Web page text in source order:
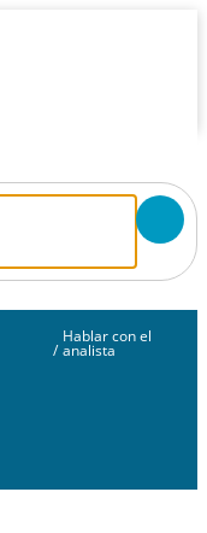
/
Hablar con el
analista